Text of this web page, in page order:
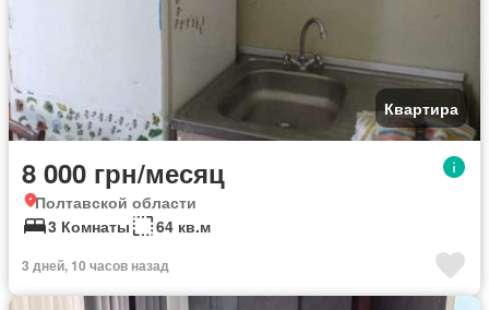
Квартира
8 000 грн/месяц
Полтавской области
3 Комнаты
64 кв.м
3 дней, 10 часов назад